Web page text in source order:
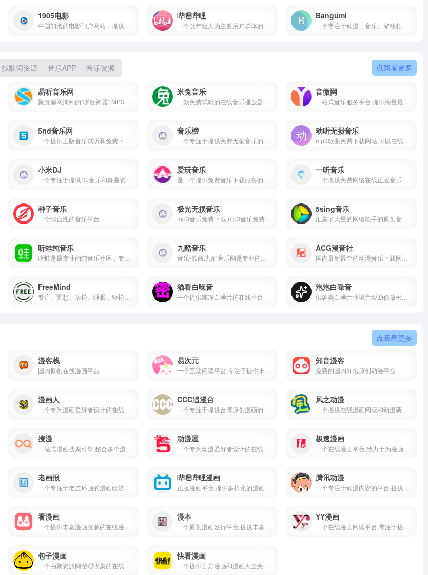
1905电影
中国知名的电影门户网站，提供全面的电影资讯、影评、电影数据库和视频内容
哔哩哔哩
一个以年轻人为主要用户群体的综合性视频分享平台
Bangumi
一个专注于动漫、音乐、游戏领域的ACGN网络也叫番组计划
找歌词资源 音乐APP 音乐资源 点我看更多
易听音乐网
聚资源网淘到的“听歌神器”,MP3,MP4,歌词一条龙,流行热歌,抖音神曲,经典老歌全都有,点开就能在线听,还能免费下载到手机
米兔音乐
一款免费试听的在线音乐播放器我们还提供高品质Mp3,FLAC,WAV等格式下载
音微网
一站式音乐服务平台,提供海量最新音乐,高品质音乐,无损音乐,MV,铃声等资源
5nd音乐网
一个提供正版音乐试听和免费下载的在线音乐平台
音乐榜
一个专注于提供免费无损音乐的在线平台,支持MP3,FLAC,WAV等多种格式的音乐在线播放和下载
动听无损音乐
mp3歌曲免费下载网站,可以在线免费下载全网抖音热门歌曲,流行音乐,车载DJ,经典老歌等,支持无损音乐免费下载专注于提供高品质无损音乐资源的在线平台
小米DJ
一个专注于提供DJ音乐和舞曲资源的平台,提供酒吧DJ专业歌套曲,车载DJ,免费MP3歌曲
爱玩音乐
是一个提供免费音乐下载服务的网站,专注于无损音乐和Mp3歌曲的免费下载
一听音乐
一个提供免费网络在线正版音乐服务的平台
种子音乐
一个综合性的音乐平台
极光无损音乐
mp3音乐免费下载,mp3音乐免费音乐下载的网站
5sing音乐
汇集了大量的网络歌手的原创音乐歌曲及翻唱歌曲，提供大量歌曲的伴奏以及歌词免费下载
听蛙纯音乐
听蛙是最专业的纯音乐社区，专注于分享好听的纯音乐
九酷音乐
音乐-歌曲.九酷音乐网是专业的在线音乐试听mp3下载网站
ACG漫音社
国内最新最全的动漫音乐下载网站，免费提供ACG动漫歌曲在线试听
FreeMind
专注、冥想、放松、睡眠，轻松创建专注或放松的音乐氛围
猫看白噪音
一个提供纯净白噪音的在线平台
泡泡白噪音
供各类白噪音环境音帮助你放松心情安心工作与睡眠
点我看更多
漫客栈
国内原创在线漫画平台
易次元
一个互动阅读平台,专注于提供丰富的互动小说和游戏作品
知音漫客
免费的国内知名原创动漫平台
漫画人
一个专为漫画爱好者设计的在线漫画阅读平台
CCC追漫台
一个专注于提供台湾原创漫画的平台
风之动漫
一个提供在线漫画阅读和动漫新闻的平台
搜漫
一站式漫画搜索引擎,整合多个漫画资源
动漫屋
一个专为动漫爱好者设计的在线漫画平台
极速漫画
一个在线漫画平台,致力于为漫画爱好者提供丰富的漫画资源
老画报
一个专注于老连环画的漫画欣赏与交流平台
哔哩哔哩漫画
正版漫画平台,提供多样化的漫画内容,包括日漫,国漫等,该平台以其丰富的漫画库和年轻的用户群体
腾讯动漫
一个专注于动漫内容的平台,提供丰富的动漫资源,包括漫画,动画等多种形式的娱乐内容
看漫画
一个提供丰富漫画资源的在线漫画平台
漫本
一个原创漫画发行平台,提供丰富的在线漫画资源
YY漫画
一个在线漫画阅读平台,专注于提供日本漫画资源
包子漫画
一个由聚资源网整理收集的在线漫画平台
快看漫画
一个提供官方漫画和漫画大全免费在线观看的平台